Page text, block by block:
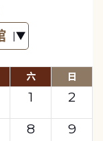
六 日
1
2
8
9